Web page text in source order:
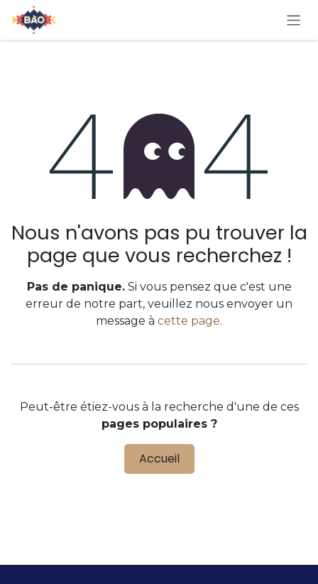
Se rendre au contenu
Erreur 404
Nous n'avons pas pu trouver la
page que vous recherchez !
Pas de panique.Si vous pensez que c'est une
erreur de notre part, veuillez nous envoyer un
message à cette page.
Peut-être étiez-vous à la recherche d'une de ces
pages populaires ?
Accueil